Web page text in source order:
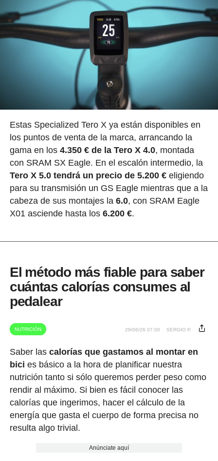
Estas Specialized Tero X ya están disponibles en
los puntos de venta de la marca, arrancando la
gama en los4.350 € de la Tero X 4.0, montada
con SRAM SX Eagle. En el escalón intermedio, la
Tero X 5.0 tendrá un precio de 5.200 €eligiendo
para su transmisión un GS Eagle mientras que a la
cabeza de sus montajes la 6.0, con SRAM Eagle
X01 asciende hasta los6.200 €.
El método más fiable para saber
cuántas calorías consumes al
pedalear
NUTRICIÓN 29/06/26 07:00 SERGIO P.
Saber las calorías que gastamos al montar en
bici es básico a la hora de planificar nuestra
nutrición tanto si sólo queremos perder peso como
rendir al máximo. Si bien es fácil conocer las
calorías que ingerimos, hacer el cálculo de la
energía que gasta el cuerpo de forma precisa no
resulta algo trivial.
Anúnciate aquí